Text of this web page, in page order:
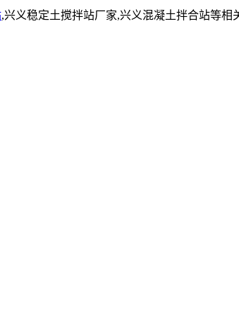
,兴义稳定土搅拌站厂家,兴义混凝土拌合站等